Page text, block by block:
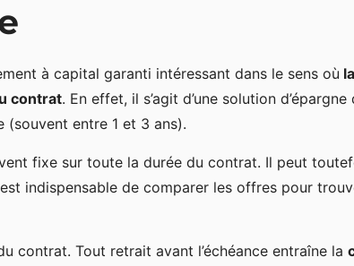
à capital garanti intéressant dans le sens où
contrat. En effet, il s’agit d’une solution
(souvent entre 1 et 3 ans).
fixe sur toute la durée du contrat. Il peut
indispensable de comparer les offres pour
contrat. Tout retrait avant l’échéance entraîne la